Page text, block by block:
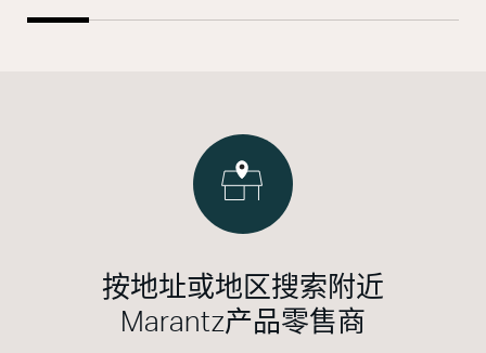
按地址或地区搜索附近
Marantz产品零售商